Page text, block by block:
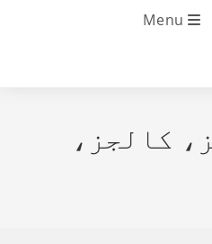
Menu
کالجز،